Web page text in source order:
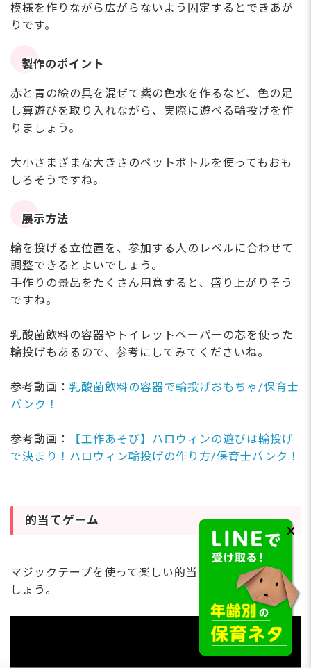
模様を作りながら広がらないよう固定するとできあが
りです。
製作のポイント
赤と青の絵の具を混ぜて紫の色水を作るなど、色の足
し算遊びを取り入れながら、実際に遊べる輪投げを作
りましょう。
大小さまざまな大きさのペットボトルを使ってもおも
しろそうですね。
展示方法
輪を投げる立位置を、参加する人のレベルに合わせて
調整できるとよいでしょう。
手作りの景品をたくさん用意すると、盛り上がりそう
ですね。
乳酸菌飲料の容器やトイレットペーパーの芯を使った
輪投げもあるので、参考にしてみてくださいね。
参考動画： 乳酸菌飲料の容器で輪投げおもちゃ/保育士
バンク！
参考動画：
【工作あそび】ハロウィンの遊びは輪投げ
で決まり！ハロウィン輪投げの作り方/保育士バンク！
的当てゲーム
マジックテープを使って楽しい的当てゲームを作りま
しょう。